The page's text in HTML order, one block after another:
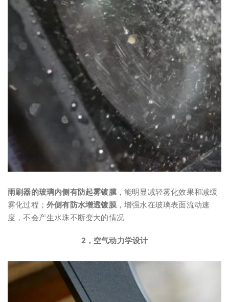
雨刷器的玻璃内侧有防起雾镀膜，能明显减轻雾化效果和减缓
雾化过程； 外侧有防水增透镀膜，增强水在玻璃表面流动速
度，不会产生水珠不断变大的情况
2，空气动力学设计